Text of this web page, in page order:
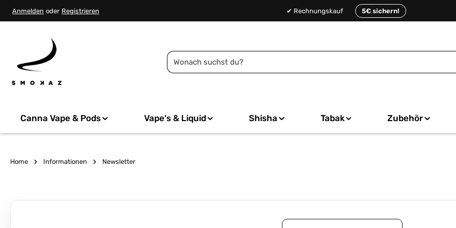
Zur Hauptnavigation springen
Anmelden oder Registrieren ✔ Rechnungskauf 5€ sichern!
Canna Vape & Pods Vape's & Liquid Shisha Tabak Zubehör
Home Informationen Newsletter